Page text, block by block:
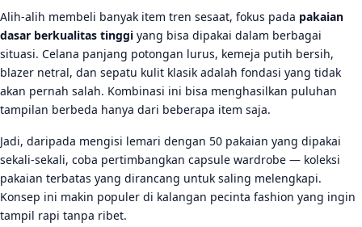
Alih-alih membeli banyak item tren sesaat, fokus pada pakaian
dasar berkualitas tinggi yang bisa dipakai dalam berbagai
situasi. Celana panjang potongan lurus, kemeja putih bersih,
blazer netral, dan sepatu kulit klasik adalah fondasi yang tidak
akan pernah salah. Kombinasi ini bisa menghasilkan puluhan
tampilan berbeda hanya dari beberapa item saja.
Jadi, daripada mengisi lemari dengan 50 pakaian yang dipakai
sekali-sekali, coba pertimbangkan capsule wardrobe — koleksi
pakaian terbatas yang dirancang untuk saling melengkapi.
Konsep ini makin populer di kalangan pecinta fashion yang ingin
tampil rapi tanpa ribet.